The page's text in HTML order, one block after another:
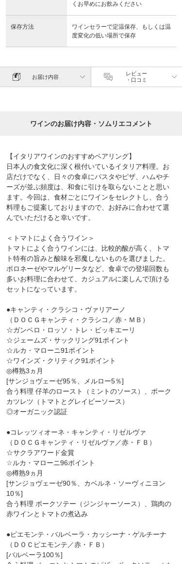
くお早めにお飲みください
保存方法
ワインセラーで定温保存、もしくは温
度変化の低い場所で保存
お届け内容
レビュー
・口コミ
ワインのお届け内容・ソムリエコメント
【イタリアワインのおすすめペアリング】
日本人の食文化に深く根付いているイタリア料理。お
店だけでなく、日々の食卓にパスタやピザ、ハムやチ
ーズが並ぶ頻度は、和食に引けを取らないことと思い
ます。今回は、食材ごとにワインをセレクトし、合う
料理もご提案しておりますので、お好みに合わせて選
んでいただけると幸いです。
＜トマトによく合うワイン＞
トマトによく合うワインには、比較的酸が高く、トマ
ト特有の旨みと酸味を邪魔しないものを選びました。
ボロネーゼやマルゲリータなど、食卓での登場回数も
多いお料理に合わせて、カジュアルに楽しんで頂ける
セットになっています。
●キャンティ・クラシコ・ヴァリアーノ
（ＤＯＣＧキャンティ・クラシコ／赤・ＭＢ）
☆ガンベロ・ロッソ・トレ・ビッキエーリ
☆ジェームズ・サックリング91ポイント
☆ルカ・マローニ91ポイント
☆ワインズ・クリティク91ポイント
◎樽熟3ヵ月
[サンジョヴェーゼ95％、メルロー5％]
合う料理 仔羊のロースト（ミントのソース）、ポーク
カツレツ（トマトとグレイビーソース）
◎オーガニック認証
●コレッツィオーネ・キャンティ・リゼルヴァ
（ＤＯＣＧキャンティ・リゼルヴァ／赤・ＦＢ）
☆サクラアワード金賞
☆ルカ・マローニ96ポイント
◎樽熟9ヵ月
[サンジョヴェーゼ90％、カベルネ・ソーヴィニヨン
10％]
合う料理 ポークソテー（ジンジャーソース）、鶏肉の
赤ワインとトマトの煮込み
●ピエモンテ・バルベーラ・カッシーナ・ゲルチーナ
（ＤＯＣピエモンテ／赤・ＦＢ）
[バルベーラ100％]